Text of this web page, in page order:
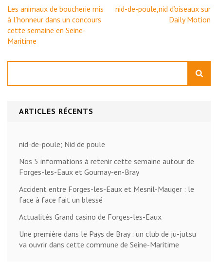
Navigation
de
l’article
Les animaux de boucherie mis
à l’honneur dans un concours
cette semaine en Seine-
Maritime
nid-de-poule,nid d’oiseaux sur
Daily Motion
ARTICLES RÉCENTS
nid-de-poule; Nid de poule
Nos 5 informations à retenir cette semaine autour de
Forges-les-Eaux et Gournay-en-Bray
Accident entre Forges-les-Eaux et Mesnil-Mauger : le
face à face fait un blessé
Actualités Grand casino de Forges-les-Eaux
Une première dans le Pays de Bray : un club de ju-jutsu
va ouvrir dans cette commune de Seine-Maritime